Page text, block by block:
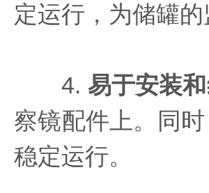
定运行，为储罐
4. 易于安装
察镜配件上。同
稳定运行。